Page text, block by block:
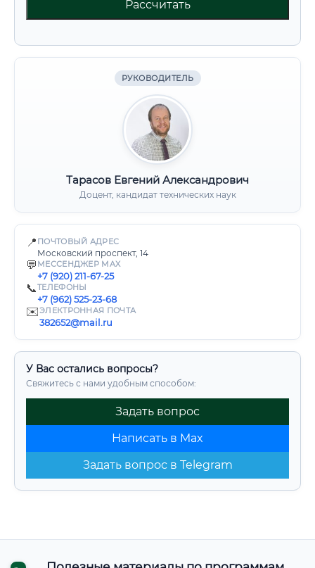
Рассчитать
РУКОВОДИТЕЛЬ
Тарасов Евгений Александрович
Доцент, кандидат технических наук
📍 ПОЧТОВЫЙ АДРЕС
Московский проспект, 14
💬 МЕССЕНДЖЕР MAX
+7 (920) 211-67-25
📞ТЕЛЕФОНЫ
+7 (962) 525-23-68
✉️ЭЛЕКТРОННАЯ ПОЧТА
382652@mail.ru
У Вас остались вопросы?
Свяжитесь с нами удобным способом:
Задать вопрос
Написать в Max
Задать вопрос в Telegram